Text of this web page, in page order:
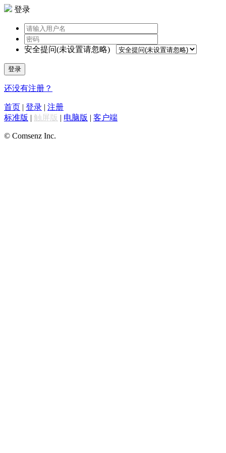
登录
安全提问(未设置请忽略)
登录
还没有注册？
首页 | 登录 | 注册
标准版 | 触屏版 | 电脑版 | 客户端
© Comsenz Inc.